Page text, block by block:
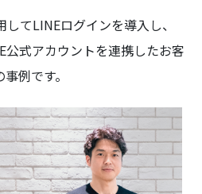
てLINEログインを導入し、
公式アカウントを連携したお客
例です。